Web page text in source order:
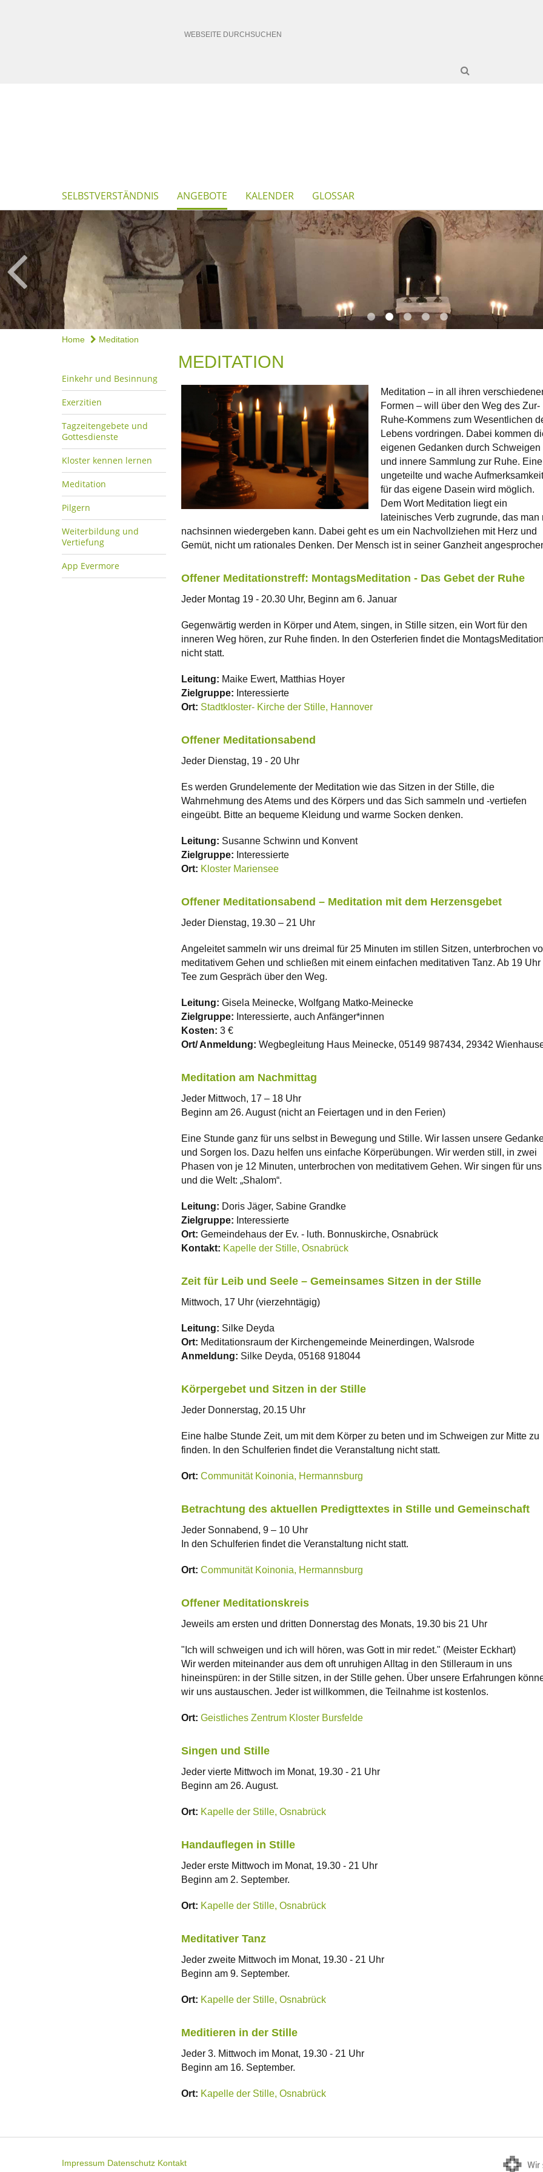
SELBSTVERSTÄNDNIS ANGEBOTE KALENDER GLOSSAR
Home Meditation
Einkehr und Besinnung
Exerzitien
Tagzeitengebete und
Gottesdienste
Kloster kennen lernen
Meditation
Pilgern
Weiterbildung und
Vertiefung
App Evermore
MEDITATION
Meditation – in all ihren
Formen – will über den Weg des Zur-
Ruhe-Kommens zum Wesentlichen
Lebens vordringen. Dabei kommen
eigenen Gedanken durch Schweigen
und innere Sammlung zur Ruhe. Eine
ungeteilte und wache
für das eigene Dasein wird möglich.
Dem Wort Meditation liegt ein
lateinisches Verb zugrunde, das man
nachsinnen wiedergeben kann. Dabei geht es um ein Nachvollziehen mit Herz und
Gemüt, nicht um rationales Denken. Der Mensch ist in seiner Ganzheit
Offener Meditationstreff: MontagsMeditation - Das Gebet der Ruhe
Jeder Montag 19 - 20.30 Uhr, Beginn am 6. Januar
Gegenwärtig werden in Körper und Atem, singen, in Stille sitzen, ein Wort für den
inneren Weg hören, zur Ruhe finden. In den Osterferien findet die
nicht statt.
Leitung: Maike Ewert, Matthias Hoyer
Zielgruppe: Interessierte
Ort: Stadtkloster- Kirche der Stille, Hannover
Offener Meditationsabend
Jeder Dienstag, 19 - 20 Uhr
Es werden Grundelemente der Meditation wie das Sitzen in der Stille, die
Wahrnehmung des Atems und des Körpers und das Sich sammeln und -vertiefen
eingeübt. Bitte an bequeme Kleidung und warme Socken denken.
Leitung: Susanne Schwinn und Konvent
Zielgruppe: Interessierte
Ort: Kloster Mariensee
Offener Meditationsabend – Meditation mit dem Herzensgebet
Jeder Dienstag, 19.30 – 21 Uhr
Angeleitet sammeln wir uns dreimal für 25 Minuten im stillen Sitzen, unterbrochen
meditativem Gehen und schließen mit einem einfachen meditativen Tanz. Ab 19 Uhr
Tee zum Gespräch über den Weg.
Leitung: Gisela Meinecke, Wolfgang Matko-Meinecke
Zielgruppe: Interessierte, auch Anfänger*innen
Kosten: 3 €
Ort/ Anmeldung: Wegbegleitung Haus Meinecke, 05149 987434, 29342
Meditation am Nachmittag
Jeder Mittwoch, 17 – 18 Uhr
Beginn am 26. August (nicht an Feiertagen und in den Ferien)
Eine Stunde ganz für uns selbst in Bewegung und Stille. Wir lassen unsere
und Sorgen los. Dazu helfen uns einfache Körperübungen. Wir werden still, in zwei
Phasen von je 12 Minuten, unterbrochen von meditativem Gehen. Wir singen für uns
und die Welt: „Shalom“.
Leitung: Doris Jäger, Sabine Grandke
Zielgruppe: Interessierte
Ort: Gemeindehaus der Ev. - luth. Bonnuskirche, Osnabrück
Kontakt: Kapelle der Stille, Osnabrück
Zeit für Leib und Seele – Gemeinsames Sitzen in der Stille
Mittwoch, 17 Uhr (vierzehntägig)
Leitung: Silke Deyda
Ort: Meditationsraum der Kirchengemeinde Meinerdingen, Walsrode
Anmeldung: Silke Deyda, 05168 918044
Körpergebet und Sitzen in der Stille
Jeder Donnerstag, 20.15 Uhr
Eine halbe Stunde Zeit, um mit dem Körper zu beten und im Schweigen zur Mitte zu
finden. In den Schulferien findet die Veranstaltung nicht statt.
Ort: Communität Koinonia, Hermannsburg
Betrachtung des aktuellen Predigttextes in Stille und Gemeinschaft
Jeder Sonnabend, 9 – 10 Uhr
In den Schulferien findet die Veranstaltung nicht statt.
Ort: Communität Koinonia, Hermannsburg
Offener Meditationskreis
Jeweils am ersten und dritten Donnerstag des Monats, 19.30 bis 21 Uhr
"Ich will schweigen und ich will hören, was Gott in mir redet." (Meister Eckhart)
Wir werden miteinander aus dem oft unruhigen Alltag in den Stilleraum in uns
hineinspüren: in der Stille sitzen, in der Stille gehen. Über unsere Erfahrungen
wir uns austauschen. Jeder ist willkommen, die Teilnahme ist kostenlos.
Ort: Geistliches Zentrum Kloster Bursfelde
Singen und Stille
Jeder vierte Mittwoch im Monat, 19.30 - 21 Uhr
Beginn am 26. August.
Ort: Kapelle der Stille, Osnabrück
Handauflegen in Stille
Jeder erste Mittwoch im Monat, 19.30 - 21 Uhr
Beginn am 2. September.
Ort: Kapelle der Stille, Osnabrück
Meditativer Tanz
Jeder zweite Mittwoch im Monat, 19.30 - 21 Uhr
Beginn am 9. September.
Ort: Kapelle der Stille, Osnabrück
Meditieren in der Stille
Jeder 3. Mittwoch im Monat, 19.30 - 21 Uhr
Beginn am 16. September.
Ort: Kapelle der Stille, Osnabrück
Impressum Datenschutz Kontakt